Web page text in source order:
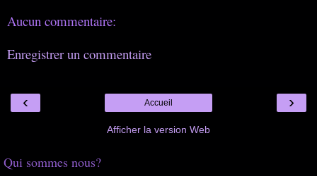
Aucun commentaire:
Enregistrer un commentaire
‹ ›
Accueil
Afficher la version Web
Qui sommes nous?